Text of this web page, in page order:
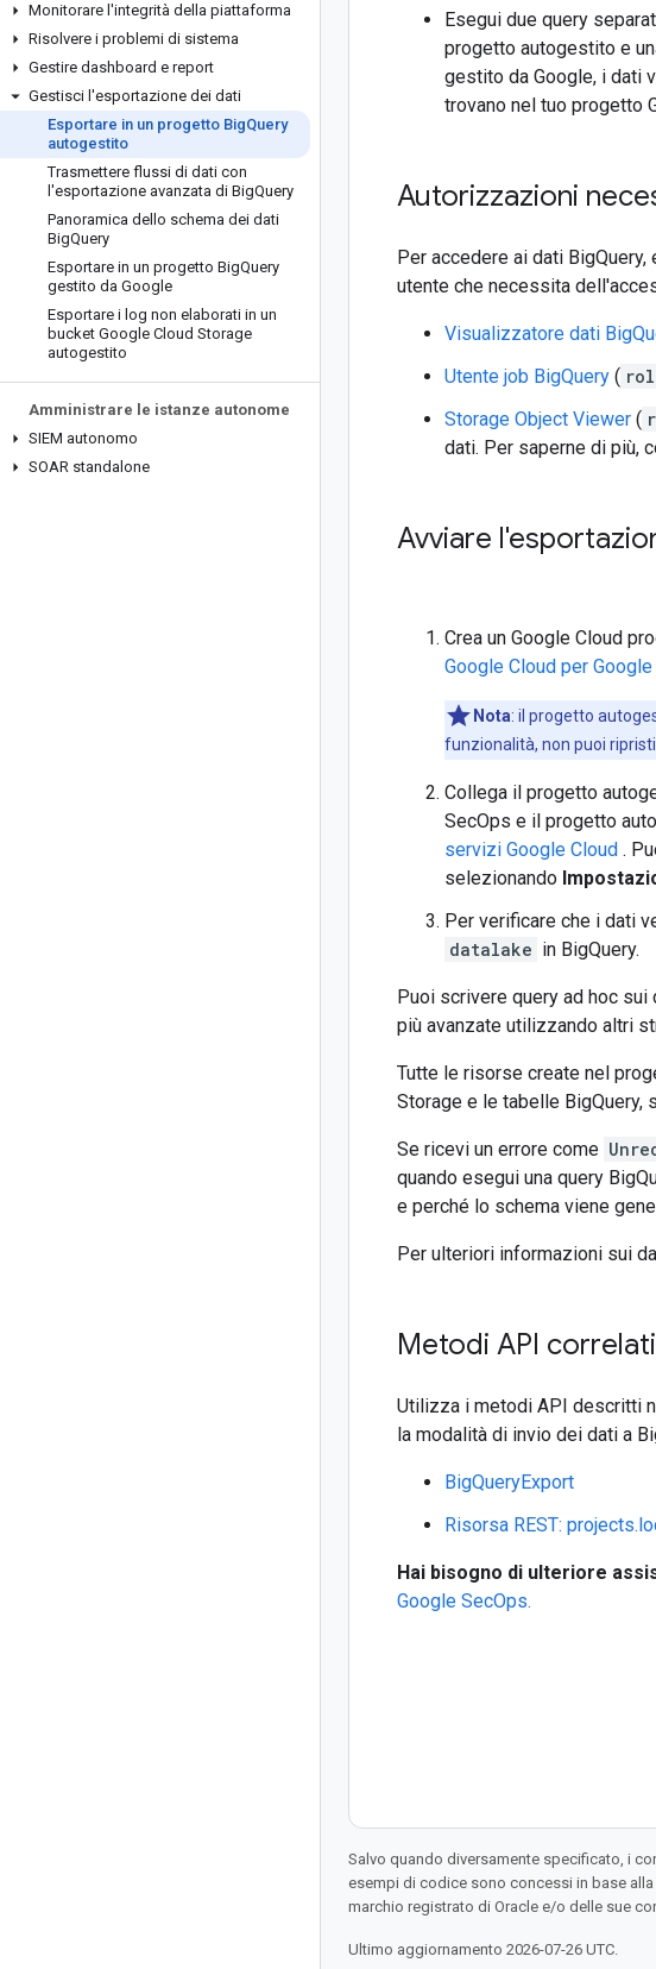
Monitorare l'integrità della piattaforma
Risolvere i problemi di sistema
Gestire dashboard e report
Gestisci l'esportazione dei dati
Esportare in un progetto BigQuery
autogestito
Trasmettere flussi di dati con
l'esportazione avanzata di BigQuery
Panoramica dello schema dei dati
BigQuery
Esportare in un progetto BigQuery
gestito da Google
Esportare i log non elaborati in un
bucket Google Cloud Storage
autogestito
Amministrare le istanze autonome
SIEM autonomo
SOAR standalone
Esegui due query
progetto autogestito e
gestito da Google, i dati
trovano nel tuo progetto
Autorizzazioni
Per accedere ai dati
utente che necessita
Visualizzatore dati
Utente job BigQuery (
Storage Object Viewer (
dati. Per saperne di più,
Avviare
Crea un Google Cloud
Google Cloud per
Nota: il progetto
funzionalità, non puoi
Collega il progetto
SecOps e il progetto
servizi Google Cloud .
selezionando
Per verificare che i dati
datalake in BigQuery.
Puoi scrivere query ad hoc sui
più avanzate utilizzando altri
Tutte le risorse create nel
Storage e le tabelle BigQuery,
Se ricevi un errore come
quando esegui una query
e perché lo schema viene
Per ulteriori informazioni sui
Metodi API correlati
Utilizza i metodi API descritti
la modalità di invio dei dati a
BigQueryExport
Risorsa REST:
Hai bisogno di ulteriore
Google SecOps.
Salvo quando diversamente specificato, i
esempi di codice sono concessi in base alla
marchio registrato di Oracle e/o delle sue
Ultimo aggiornamento 2026-07-26 UTC.